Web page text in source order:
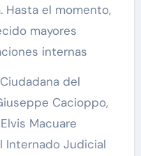
Hasta el momento,
mayores
internas
del
Cacioppo,
Macuare
Internado Judicial